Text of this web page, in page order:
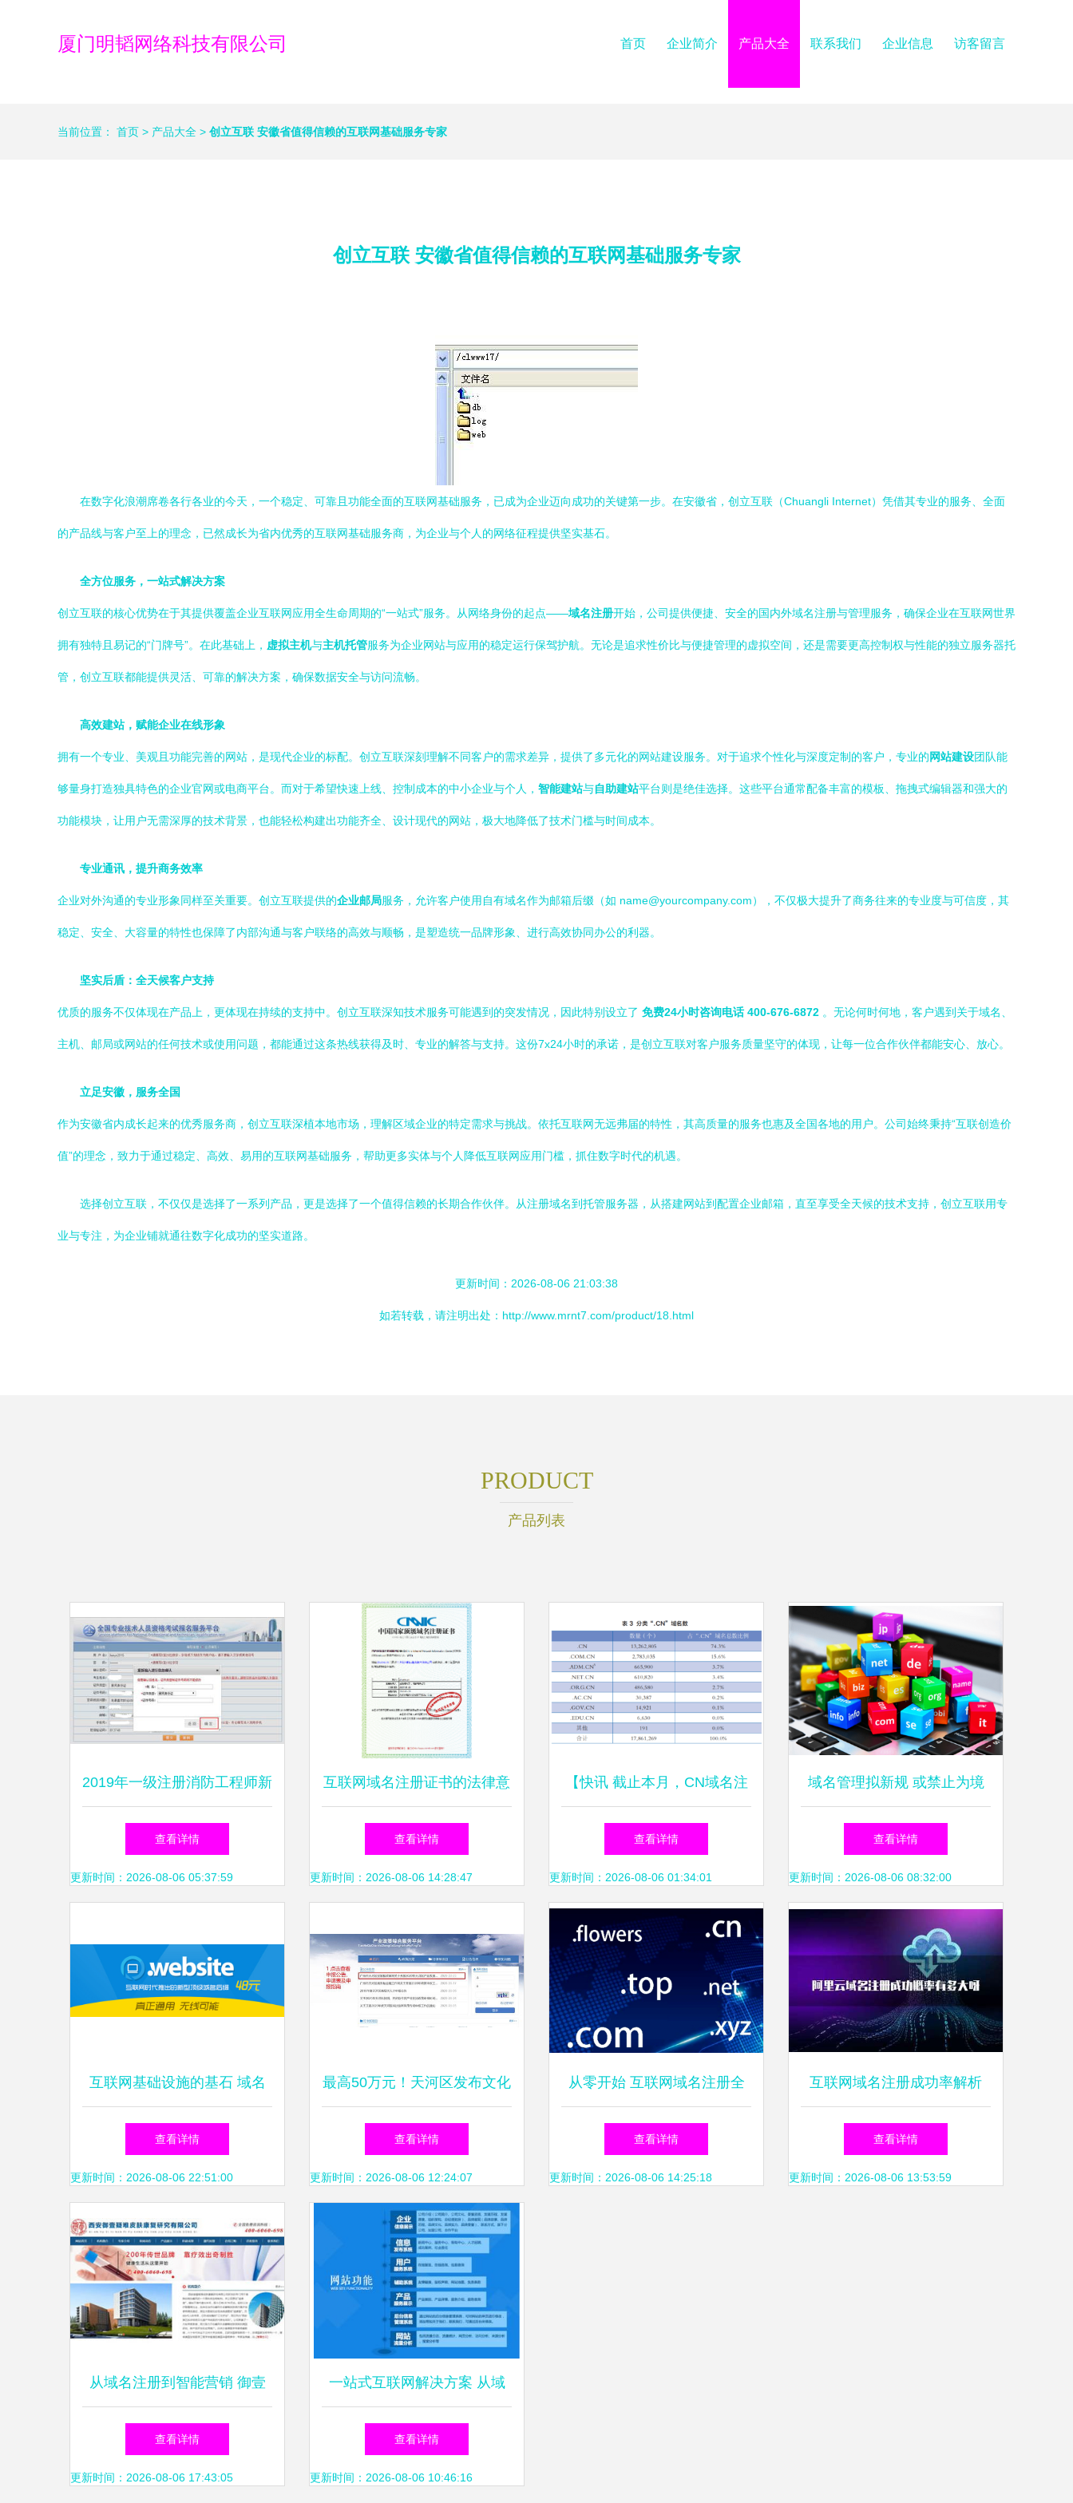
厦门明韬网络科技有限公司 首页 企业简介 产品大全 联系我们 企业信息 访客留言
当前位置： 首页 > 产品大全 > 创立互联 安徽省值得信赖的互联网基础服务专家
创立互联 安徽省值得信赖的互联网基础服务专家
在数字化浪潮席卷各行各业的今天，一个稳定、可靠且功能全面的互联网基础服务，已成为企业迈向成功的关键第一步。在安徽省，创立互联（Chuangli Internet）凭借其专业的服务、全面
的产品线与客户至上的理念，已然成长为省内优秀的互联网基础服务商，为企业与个人的网络征程提供坚实基石。
全方位服务，一站式解决方案
创立互联的核心优势在于其提供覆盖企业互联网应用全生命周期的“一站式”服务。从网络身份的起点——域名注册开始，公司提供便捷、安全的国内外域名注册与管理服务，确保企业在互联网世界
拥有独特且易记的“门牌号”。在此基础上， 虚拟主机与主机托管服务为企业网站与应用的稳定运行保驾护航。无论是追求性价比与便捷管理的虚拟空间，还是需要更高控制权与性能的独立服务器托
管，创立互联都能提供灵活、可靠的解决方案，确保数据安全与访问流畅。
高效建站，赋能企业在线形象
拥有一个专业、美观且功能完善的网站，是现代企业的标配。创立互联深刻理解不同客户的需求差异，提供了多元化的网站建设服务。对于追求个性化与深度定制的客户，专业的网站建设团队能
够量身打造独具特色的企业官网或电商平台。而对于希望快速上线、控制成本的中小企业与个人， 智能建站与自助建站平台则是绝佳选择。这些平台通常配备丰富的模板、拖拽式编辑器和强大的
功能模块，让用户无需深厚的技术背景，也能轻松构建出功能齐全、设计现代的网站，极大地降低了技术门槛与时间成本。
专业通讯，提升商务效率
企业对外沟通的专业形象同样至关重要。创立互联提供的企业邮局服务，允许客户使用自有域名作为邮箱后缀（如 name@yourcompany.com），不仅极大提升了商务往来的专业度与可信度，其
稳定、安全、大容量的特性也保障了内部沟通与客户联络的高效与顺畅，是塑造统一品牌形象、进行高效协同办公的利器。
坚实后盾：全天候客户支持
优质的服务不仅体现在产品上，更体现在持续的支持中。创立互联深知技术服务可能遇到的突发情况，因此特别设立了 免费24小时咨询电话 400-676-6872 。无论何时何地，客户遇到关于域名、
主机、邮局或网站的任何技术或使用问题，都能通过这条热线获得及时、专业的解答与支持。这份7x24小时的承诺，是创立互联对客户服务质量坚守的体现，让每一位合作伙伴都能安心、放心。
立足安徽，服务全国
作为安徽省内成长起来的优秀服务商，创立互联深植本地市场，理解区域企业的特定需求与挑战。依托互联网无远弗届的特性，其高质量的服务也惠及全国各地的用户。公司始终秉持“互联创造价
值”的理念，致力于通过稳定、高效、易用的互联网基础服务，帮助更多实体与个人降低互联网应用门槛，抓住数字时代的机遇。
选择创立互联，不仅仅是选择了一系列产品，更是选择了一个值得信赖的长期合作伙伴。从注册域名到托管服务器，从搭建网站到配置企业邮箱，直至享受全天候的技术支持，创立互联用专
业与专注，为企业铺就通往数字化成功的坚实道路。
更新时间：2026-08-06 21:03:38
如若转载，请注明出处：http://www.mrnt7.com/product/18.html
PRODUCT
产品列表
2019年一级注册消防工程师新
手报考全流程及常见问题指南
查看详情
更新时间：2026-08-06 05:37:59
互联网域名注册证书的法律意
义与实际应用——以卓克艺术
网为例
查看详情
更新时间：2026-08-06 14:28:47
【快讯 截止本月，CN域名注
册量突破2676万个，年均复合
增长续优】自九十年代正式开
通域名体系以来，.CN域名数
量始终逆势递增。7月5日，编
号16677868就标服务监测终
查看详情
更新时间：2026-08-06 01:34:01
域名管理拟新规 或禁止为境
外域名提供境内入网服务，重
塑互联网秩序
查看详情
更新时间：2026-08-06 08:32:00
互联网基础设施的基石 域名
注册、云服务与邮箱解决方案
全面解析
查看详情
更新时间：2026-08-06 22:51:00
最高50万元！天河区发布文化
创意产业专项资金，域名注册
服务迎新机遇
查看详情
更新时间：2026-08-06 12:24:07
从零开始 互联网域名注册全
指南
查看详情
更新时间：2026-08-06 14:25:18
互联网域名注册成功率解析
主要原因与关键因素
查看详情
更新时间：2026-08-06 13:53:59
从域名注册到智能营销 御壹
堂与万企互联如何打造企业互
联网基础设施一体化服务
查看详情
更新时间：2026-08-06 17:43:05
一站式互联网解决方案 从域
名注册到网站建设与运维全攻
略
查看详情
更新时间：2026-08-06 10:46:16